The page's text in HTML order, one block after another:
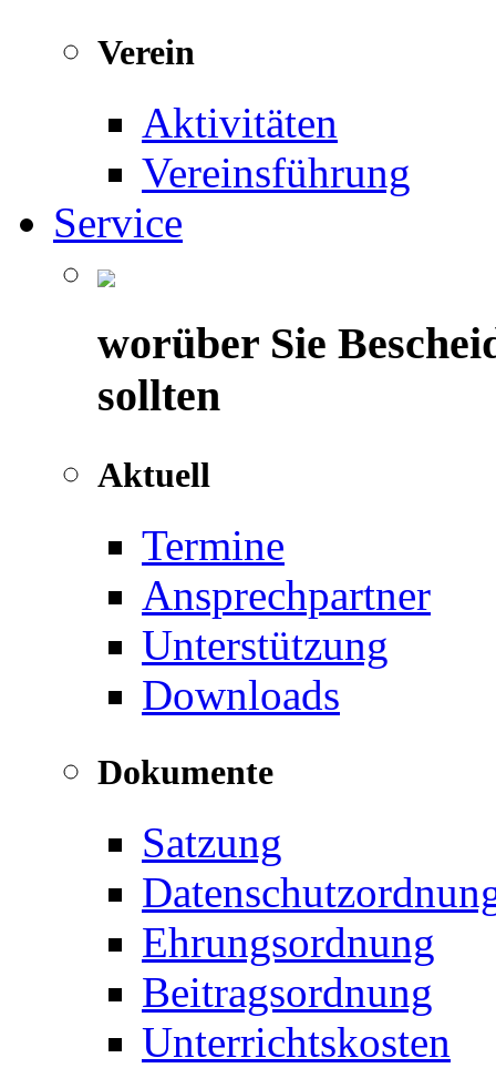
Verein
Aktivitäten
Vereinsführung
Service
worüber Sie
sollten
Aktuell
Termine
Ansprechpartner
Unterstützung
Downloads
Dokumente
Satzung
Ehrungsordnung
Beitragsordnung
Unterrichtskosten